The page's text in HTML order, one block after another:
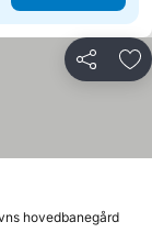
Del
hovedbanegård